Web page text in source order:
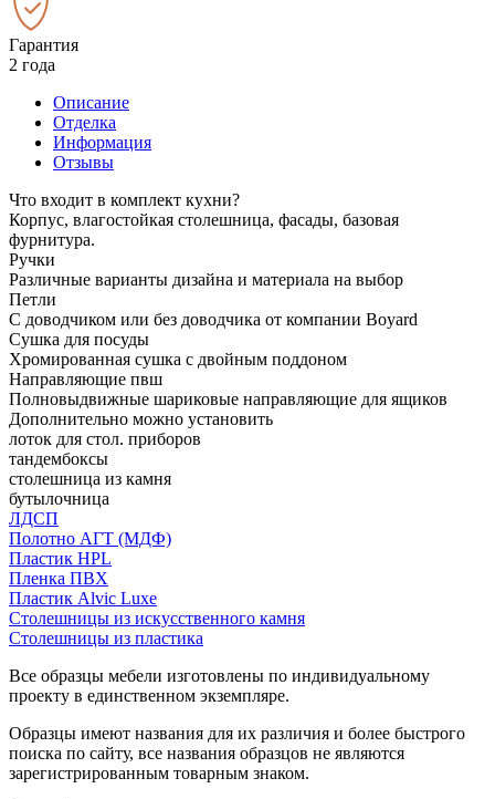
Гарантия
2 года
Описание
Отделка
Информация
Отзывы
Что входит в комплект кухни?
Корпус, влагостойкая столешница, фасады, базовая
фурнитура.
Ручки
Различные варианты дизайна и материала на выбор
Петли
С доводчиком или без доводчика от компании Boyard
Сушка для посуды
Хромированная сушка с двойным поддоном
Направляющие пвш
Полновыдвижные шариковые направляющие для ящиков
Дополнительно можно установить
лоток для стол. приборов
тандембоксы
столешница из камня
бутылочница
ЛДСП
Полотно АГТ (МДФ)
Пластик HPL
Пленка ПВХ
Пластик Alvic Luxe
Столешницы из искусственного камня
Столешницы из пластика
Все образцы мебели изготовлены по индивидуальному
проекту в единственном экземпляре.
Образцы имеют названия для их различия и более быстрого
поиска по сайту, все названия образцов не являются
зарегистрированным товарным знаком.